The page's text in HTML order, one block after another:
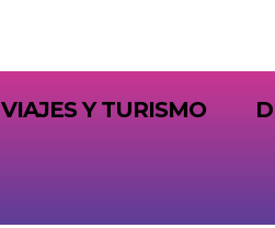
VIAJES Y TURISMO